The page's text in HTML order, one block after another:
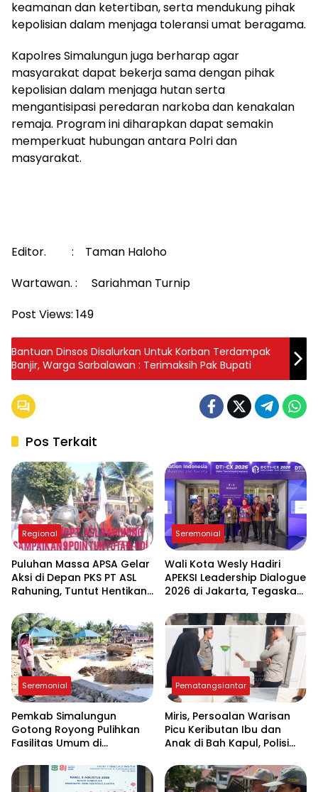
keamanan dan ketertiban, serta mendukung pihak
kepolisian dalam menjaga toleransi umat beragama.
Kapolres Simalungun juga berharap agar
masyarakat dapat bekerja sama dengan pihak
kepolisian dalam menjaga hutan serta
mengantisipasi peredaran narkoba dan kenakalan
remaja. Program ini diharapkan dapat semakin
memperkuat hubungan antara Polri dan
masyarakat.
Editor. : Taman Haloho
Wartawan. : Sariahman Turnip
Post Views: 149
Bantuan Dinsos Disalurkan Untuk Korban Terdampak
Banjir, Warga Sarbalawan : Terimaksih Pak Bupati
Pos Terkait
Regional
Puluhan Massa APSA Gelar
Aksi di Depan PKS PT ASL
Rahuning, Tuntut Hentikan
Sungai Asahan
Seremonial
Wali Kota Wesly Hadiri
APEKSI Leadership Dialogue
2026 di Jakarta, Tegaskan
Pemko Pematangsiantar
Seremonial
Pemkab Simalungun
Gotong Royong Pulihkan
Fasilitas Umum di
Pematangsiantar
Miris, Persoalan Warisan
Picu Keributan Ibu dan
Anak di Bah Kapul, Polisi